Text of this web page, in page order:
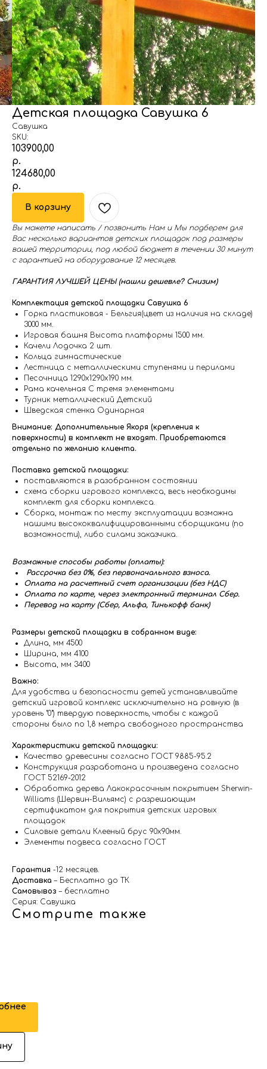
Детская площадка Савушка 6
Савушка
SKU:
103900,00
р.
124680,00
р.
В корзину
Вы можете написать / позвонить Нам и Мы подберем для
Вас несколько вариантов детских площадок под размеры
вашей территории, под любой бюджет в течении 30 минут
с гарантией на оборудование 12 месяцев.
ГАРАНТИЯ ЛУЧШЕЙ ЦЕНЫ (нашли дешевле? Снизим)
Комплектация детской площадки Савушка 6
Горка пластиковая - Бельгия(цвет из наличия на складе)
3000 мм.
Игровая башня Высота платформы 1500 мм.
Качели Лодочка 2 шт.
Кольца гимнастические
Лестница с металлическими ступенями и перилами
Песочница 1290х1290х190 мм.
Рама качельная С тремя элементами
Турник металлический Детский
Шведская стенка Одинарная
Внимание: Дополнительные Якоря (крепления к
поверхности) в комплект не входят. Приобретаются
отдельно по желанию клиента.
Поставка детской площадки:
поставляются в разобранном состоянии
схема сборки игрового комплекса, весь необходимы
комплект для сборки комплекса.
Сборка, монтаж по месту эксплуатации возможна
нашими высококвалифицированными сборщиками (по
возможности), либо силами заказчика.
Возможные способы работы (оплаты):
Рассрочка без 0%, без первоначального взноса.
Оплата на расчетный счет организации (без НДС)
Оплата по карте, через электронный терминал Сбер.
Перевод на карту (Сбер, Альфа, Тинькофф банк)
Размеры детской площадки в собранном виде:
Длина, мм 4500
Ширина, мм 4100
Высота, мм 3400
Важно:
Для удобства и безопасности детей устанавливайте
детский игровой комплекс исключительно на ровную (в
уровень "0") твердую поверхность, чтобы с каждой
стороны было по 1,8 метра свободного пространства
Характеристики детской площадки:
Качество древесины согласно ГОСТ 9885-95.2
Конструкция разработана и произведена согласно
ГОСТ 52169-2012
Обработка дерева Лакокрасочным покрытием Sherwin-
Williams (Шервин-Вильямс) с разрешающим
сертификатом для покрытия детских игровых
площадок
Силовые детали Клееный брус 90х90мм.
Элементы подвеса согласно ГОСТ
Гарантия -12 месяцев.
Доставка – Бесплатно до ТК
Самовывоз – бесплатно
Серия: Савушка
Смотрите также